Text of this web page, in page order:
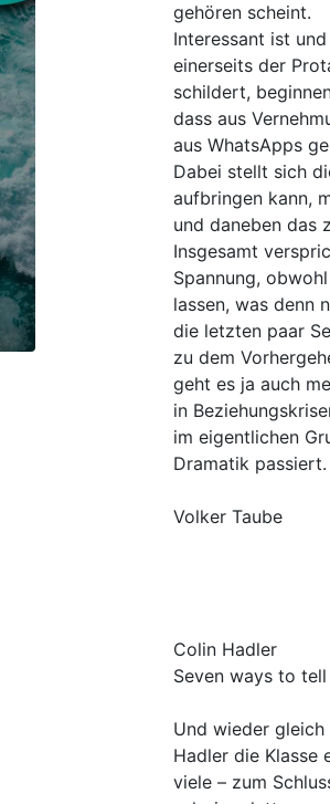
gehören scheint.
Interessant ist
einerseits der
schildert,
dass aus
aus WhatsApps
Dabei stellt sich
aufbringen kann,
und daneben das
Insgesamt
Spannung,
lassen, was denn
die letzten paar
zu dem
geht es ja auch
in
im eigentlichen
Dramatik passiert.
Volker Taube
Colin Hadler
Seven ways to
Und wieder
Hadler die Klasse
viele – zum